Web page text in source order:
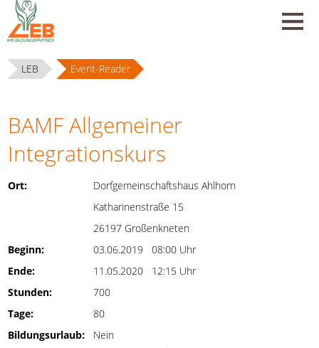
LEB Event-Reader
BAMF Allgemeiner
Integrationskurs
Ort:
Dorfgemeinschaftshaus Ahlhorn
Katharinenstraße 15
26197 Großenkneten
Beginn:
03.06.2019 08:00 Uhr
Ende:
11.05.2020 12:15 Uhr
Stunden:
700
Tage:
80
Bildungsurlaub:
Nein